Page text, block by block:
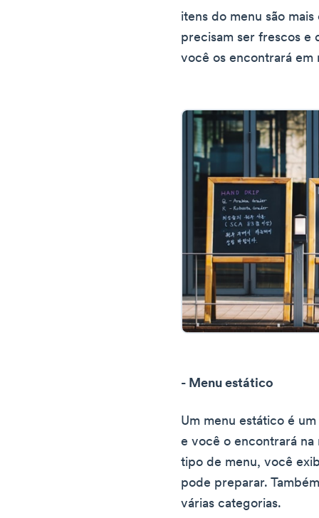
itens do menu são
precisam ser frescos e
você os encontrará em
- Menu estático
Um menu estático é
e você o encontrará na
tipo de menu, você
pode preparar.
várias categorias.